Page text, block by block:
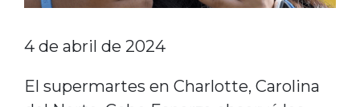
4 de abril de 2024
El supermartes en Charlotte, Carolina